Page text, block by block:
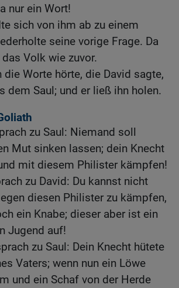
nur ein Wort!
sich von ihm ab zu einem
seine vorige Frage. Da
Volk wie zuvor.
die Worte hörte, die David sagte,
dem Saul; und er ließ ihn holen.
zu Saul: Niemand soll
Mut sinken lassen; dein Knecht
mit diesem Philister kämpfen!
zu David: Du kannst nicht
diesen Philister zu kämpfen,
ein Knabe; dieser aber ist ein
Jugend auf!
zu Saul: Dein Knecht hütete
Vaters; wenn nun ein Löwe
und ein Schaf von der Herde